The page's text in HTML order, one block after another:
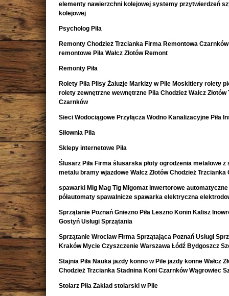
elementy nawierzchni kolejowej systemy przytwierdzeń
kolejowej
Psycholog Piła
Remonty Chodzież Trzcianka Firma Remontowa Czarnków
remontowe Piła Wałcz Złotów Remont
Remonty Piła
Rolety Piła Plisy Żaluzje Markizy w Pile Moskitiery rolety
rolety zewnętrzne wewnętrzne Pila Chodzież Wałcz Złotów
Czarnków
Sieci Wodociągowe Przyłącza Wodno Kanalizacyjne Piła
Siłownia Piła
Sklepy internetowe Piła
Ślusarz Piła Firma ślusarska płoty ogrodzenia metalowe z
metalu bramy wjazdowe Wałcz Złotów Chodzież Trzcianka
spawarki Mig Mag Tig Migomat inwertorowe automatyczne
półautomaty spawalnicze spawarka elektryczna
Sprzątanie Poznań Gniezno Piła Leszno Konin Kalisz
Gostyń Usługi Sprzątania
Sprzątanie Wrocław Firma Sprzątająca Poznań Usługi
Kraków Mycie Czyszczenie Warszawa Łódź Bydgoszcz
Stajnia Piła Nauka jazdy konno w Pile jazdy konne Wałcz
Chodzież Trzcianka Stadnina Koni Czarnków Wągrowiec
Stolarz Piła Zakład stolarski w Pile